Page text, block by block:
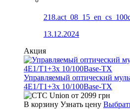
13.12.2024
Акция
Управляемый оптический
4E1/T1+3x 10/100Base-TX
от 2099 грн
В корзину Узнать цену